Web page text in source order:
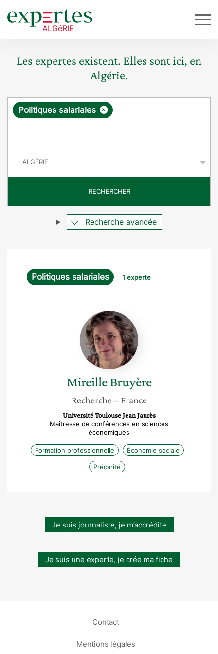
Les expertes existent. Elles sont ici, en
Algérie.
R
ê
e
×
Politiques salariales
RECHERCHER
Recherche avancée
Politiques salariales 1 experte
Mireille
Bruyère
Mireille Bruyère
Recherche – France
Université Toulouse Jean Jaurès
Maîtresse de conférences en sciences
économiques
Formation professionnelle Économie sociale
Précarité
Je suis journaliste, je m’accrédite
Je suis une experte, je crée ma fiche
Contact
Mentions légales